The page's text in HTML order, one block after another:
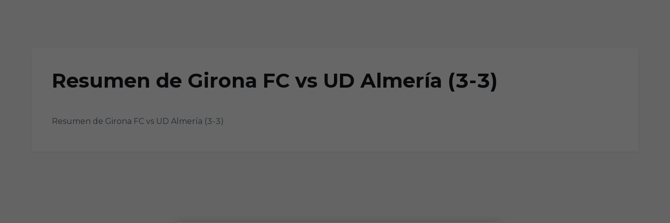
Resumen de Girona FC vs UD Almería (3-3)
Resumen de Girona FC vs UD Almería (3-3)